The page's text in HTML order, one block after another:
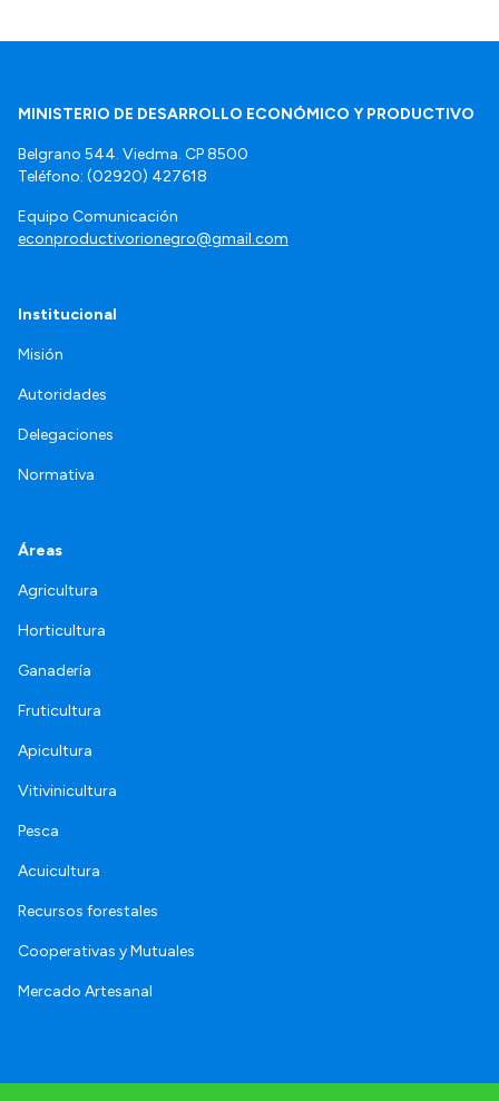
MINISTERIO DE DESARROLLO ECONÓMICO Y PRODUCTIVO
Belgrano 544. Viedma. CP 8500
Teléfono: (02920) 427618
Equipo Comunicación
econproductivorionegro@gmail.com
Institucional
Misión
Autoridades
Delegaciones
Normativa
Áreas
Agricultura
Horticultura
Ganadería
Fruticultura
Apicultura
Vitivinicultura
Pesca
Acuicultura
Recursos forestales
Cooperativas y Mutuales
Mercado Artesanal